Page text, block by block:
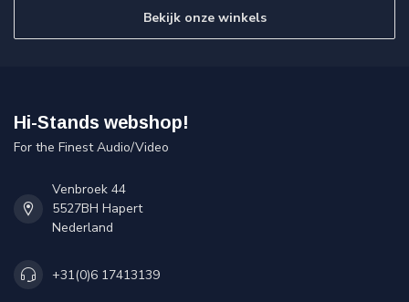
Bekijk onze winkels
Hi-Stands webshop!
For the Finest Audio/Video
Venbroek 44
5527BH Hapert
Nederland
+31(0)6 17413139